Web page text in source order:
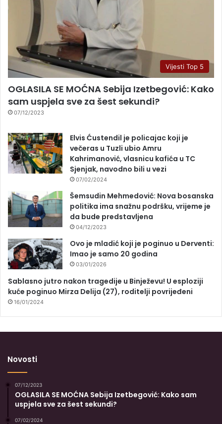
Vijesti Top 5
OGLASILA SE MOĆNA Sebija Izetbegović: Kako
sam uspjela sve za šest sekundi?
07/12/2023
Elvis Ćustendil je policajac koji je
večeras u Tuzli ubio Amru
Kahrimanović, vlasnicu kafića u TC
Sjenjak, navodno bili u vezi
07/02/2024
Šemsudin Mehmedović: Nova bosanska
politika ima snažnu podršku, vrijeme je
da bude predstavljena
04/12/2023
Ovo je mladić koji je poginuo u Derventi:
Imao je samo 20 godina
03/01/2026
Sablasno jutro nakon tragedije u Binježevu! U esploziji
kuće poginuo Mirza Delija (27), roditelji povrijeđeni
16/01/2024
Novosti
07/12/2023
OGLASILA SE MOĆNA Sebija Izetbegović: Kako sam
uspjela sve za šest sekundi?
07/02/2024